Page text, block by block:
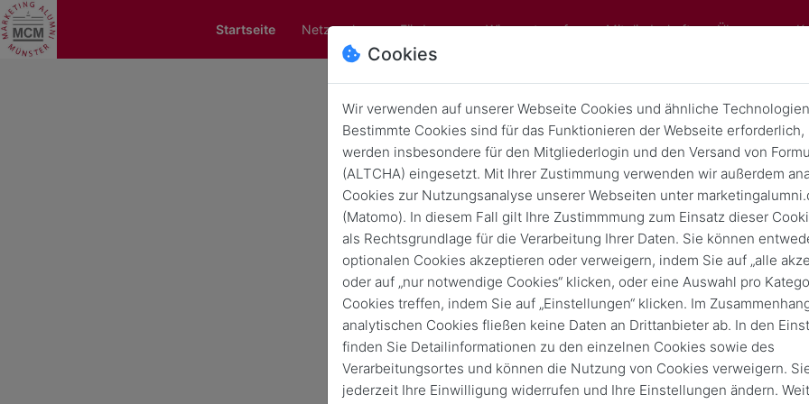
Startseite Netzwerken Förderung Wissenstransfer Mitgliedschaft Über uns
Warum Discounter auf Bio-
setzen – ein Interview mit Prof.
Krafft
Zurück 12. April 2021
Cookies
Wir verwenden auf unserer Webseite Cookies und ähnliche
Bestimmte Cookies sind für das Funktionieren der Webseite erforderlich,
werden insbesondere für den Mitgliederlogin und den Versand von
(ALTCHA) eingesetzt. Mit Ihrer Zustimmung verwenden wir außerdem
Cookies zur Nutzungsanalyse unserer Webseiten unter
(Matomo). In diesem Fall gilt Ihre Zustimmmung zum Einsatz dieser
als Rechtsgrundlage für die Verarbeitung Ihrer Daten. Sie können
optionalen Cookies akzeptieren oder verweigern, indem Sie auf „alle
oder auf „nur notwendige Cookies“ klicken, oder eine Auswahl pro
Cookies treffen, indem Sie auf „Einstellungen“ klicken. Im
analytischen Cookies fließen keine Daten an Drittanbieter ab. In den
finden Sie Detailinformationen zu den einzelnen Cookies sowie des
Verarbeitungsortes und können die Nutzung von Cookies verweigern.
jederzeit Ihre Einwilligung widerrufen und Ihre Einstellungen ändern.